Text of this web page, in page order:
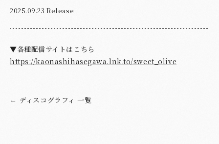
2025.09.23 Release
▼各種配信サイトはこちら
https://kaonashihasegawa.lnk.to/sweet_olive
← ディスコグラフィ 一覧